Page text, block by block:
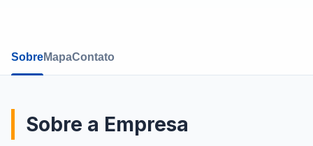
SobreMapaContato
Sobre a Empresa